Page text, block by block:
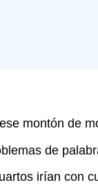
montón de
de
irían con